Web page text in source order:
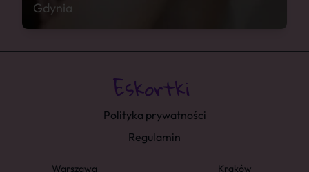
Gdynia
Polityka prywatności
Regulamin
Warszawa
Kraków